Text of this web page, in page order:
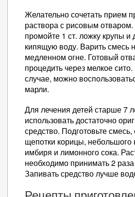
Желательно сочетать прием
раствора с рисовым отваром.
промойте 1 ст. ложку крупы и
кипящую воду. Варить смесь
медленном огне. Готовый
процедить через мелкое
случае, можно
марли.
Для лечения детей старше 7
использовать достаточно
средство. Подготовьте
щепотки корицы, небольшого
имбиря и лимонного сока.
необходимо принимать 2
Запивать средство лучше